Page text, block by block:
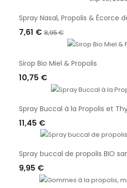
7,61 € 8,95 €
Ajouter Au Panier
Sirop Bio Miel & Propolis
10,75 €
Ajouter Au Panier
Spray Buccal à la Propolis et
11,45 €
Ajouter Au Panier
Spray buccal de propolis BIO
9,95 €
Ajouter Au Panier